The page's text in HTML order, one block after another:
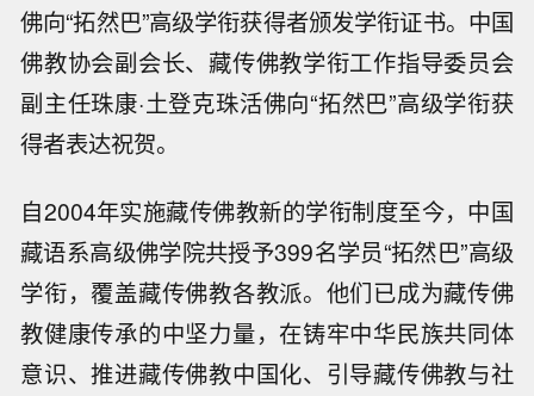
佛向“拓然巴”高级学衔获得者颁发学衔证书。中国
佛教协会副会长、藏传佛教学衔工作指导委员会
副主任珠康·土登克珠活佛向“拓然巴”高级学衔获
得者表达祝贺。
自2004年实施藏传佛教新的学衔制度至今，中国
藏语系高级佛学院共授予399名学员“拓然巴”高级
学衔，覆盖藏传佛教各教派。他们已成为藏传佛
教健康传承的中坚力量，在铸牢中华民族共同体
意识、推进藏传佛教中国化、引导藏传佛教与社